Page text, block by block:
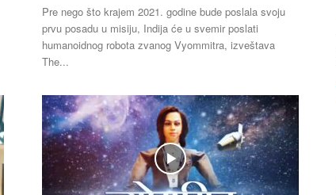
Pre nego što krajem 2021. godine bude poslala svoju
prvu posadu u misiju, Indija će u svemir poslati
humanoidnog robota zvanog Vyommitra, izveštava
The...